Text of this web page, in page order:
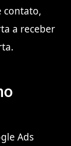
contato,
a receber
Ads